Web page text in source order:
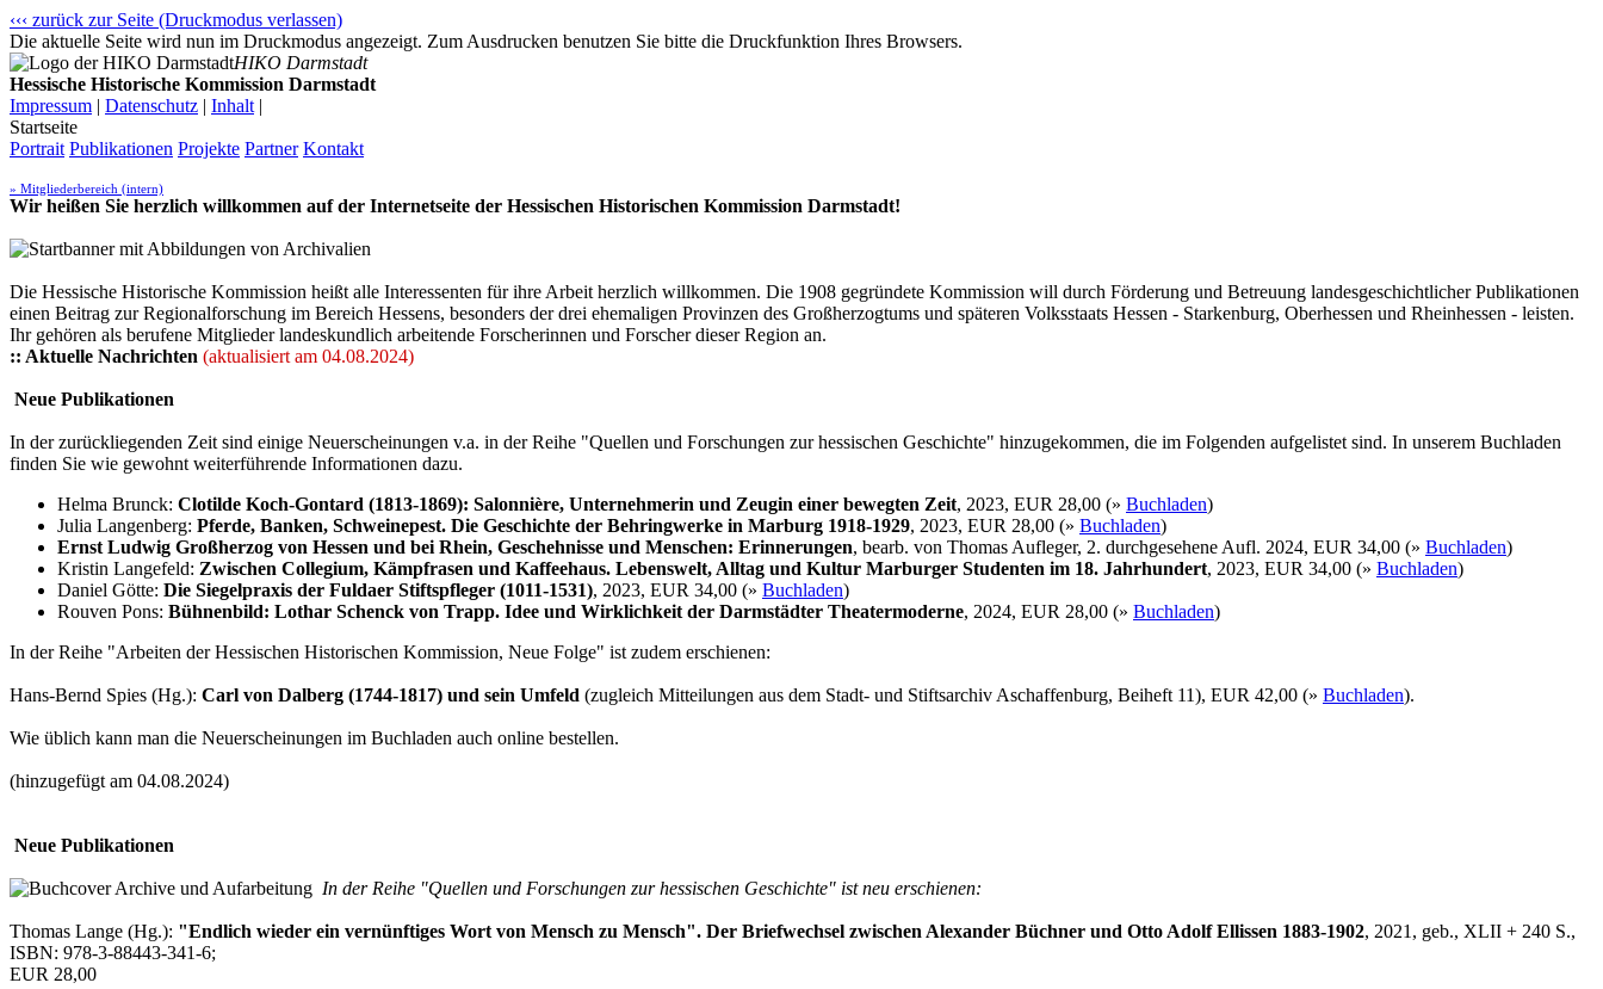
‹‹‹ zurück zur Seite (Druckmodus verlassen)
Die aktuelle Seite wird nun im Druckmodus angezeigt. Zum Ausdrucken benutzen Sie bitte die Druckfunktion Ihres Browsers.
HIKO Darmstadt
Hessische Historische Kommission Darmstadt
Impressum | Datenschutz | Inhalt |
Startseite
Portrait Publikationen Projekte Partner Kontakt
» Mitgliederbereich (intern)
Wir heißen Sie herzlich willkommen auf der Internetseite der Hessischen Historischen Kommission Darmstadt!
Die Hessische Historische Kommission heißt alle Interessenten für ihre Arbeit herzlich willkommen. Die 1908 gegründete Kommission will durch Förderung und Betreuung landesgeschichtlicher Publikationen
einen Beitrag zur Regionalforschung im Bereich Hessens, besonders der drei ehemaligen Provinzen des Großherzogtums und späteren Volksstaats Hessen - Starkenburg, Oberhessen und Rheinhessen - leisten.
Ihr gehören als berufene Mitglieder landeskundlich arbeitende Forscherinnen und Forscher dieser Region an.
:: Aktuelle Nachrichten (aktualisiert am 04.08.2024)
Neue Publikationen
In der zurückliegenden Zeit sind einige Neuerscheinungen v.a. in der Reihe "Quellen und Forschungen zur hessischen Geschichte" hinzugekommen, die im Folgenden aufgelistet sind. In unserem Buchladen
finden Sie wie gewohnt weiterführende Informationen dazu.
Helma Brunck: Clotilde Koch-Gontard (1813-1869): Salonnière, Unternehmerin und Zeugin einer bewegten Zeit, 2023, EUR 28,00 (» Buchladen)
Julia Langenberg: Pferde, Banken, Schweinepest. Die Geschichte der Behringwerke in Marburg 1918-1929, 2023, EUR 28,00 (» Buchladen)
Ernst Ludwig Großherzog von Hessen und bei Rhein, Geschehnisse und Menschen: Erinnerungen, bearb. von Thomas Aufleger, 2. durchgesehene Aufl. 2024, EUR 34,00 (» Buchladen)
Kristin Langefeld: Zwischen Collegium, Kämpfrasen und Kaffeehaus. Lebenswelt, Alltag und Kultur Marburger Studenten im 18. Jahrhundert, 2023, EUR 34,00 (» Buchladen)
Daniel Götte: Die Siegelpraxis der Fuldaer Stiftspfleger (1011-1531), 2023, EUR 34,00 (» Buchladen)
Rouven Pons: Bühnenbild: Lothar Schenck von Trapp. Idee und Wirklichkeit der Darmstädter Theatermoderne, 2024, EUR 28,00 (» Buchladen)
In der Reihe "Arbeiten der Hessischen Historischen Kommission, Neue Folge" ist zudem erschienen:
Hans-Bernd Spies (Hg.): Carl von Dalberg (1744-1817) und sein Umfeld (zugleich Mitteilungen aus dem Stadt- und Stiftsarchiv Aschaffenburg, Beiheft 11), EUR 42,00 (» Buchladen).
Wie üblich kann man die Neuerscheinungen im Buchladen auch online bestellen.
(hinzugefügt am 04.08.2024)
Neue Publikationen
In der Reihe "Quellen und Forschungen zur hessischen Geschichte" ist neu erschienen:
Thomas Lange (Hg.): "Endlich wieder ein vernünftiges Wort von Mensch zu Mensch". Der Briefwechsel zwischen Alexander Büchner und Otto Adolf Ellissen 1883-1902, 2021, geb., XLII + 240 S.,
ISBN: 978-3-88443-341-6;
EUR 28,00